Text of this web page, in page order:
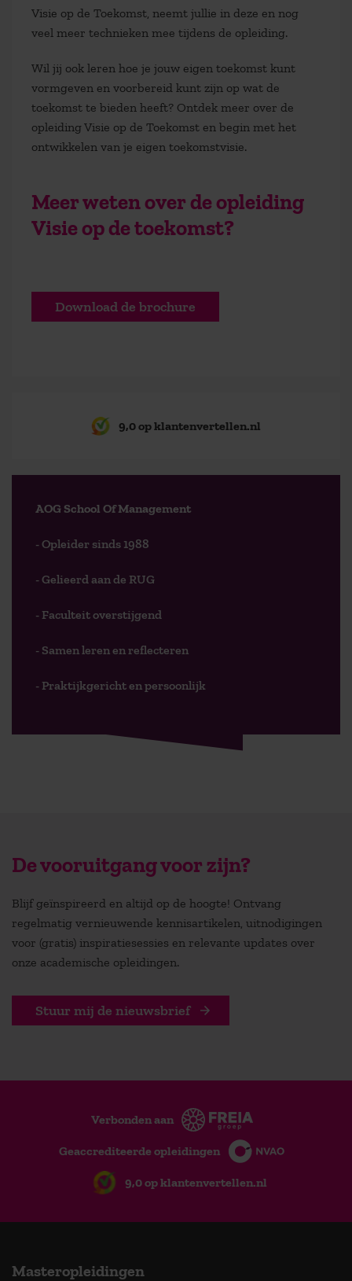
Visie op de Toekomst, neemt jullie in deze en nog
veel meer technieken mee tijdens de opleiding.
Wil jij ook leren hoe je jouw eigen toekomst kunt
vormgeven en voorbereid kunt zijn op wat de
toekomst te bieden heeft? Ontdek meer over de
opleiding Visie op de Toekomst en begin met het
ontwikkelen van je eigen toekomstvisie.
Meer weten over de opleiding
Visie op de toekomst?
Download de brochure
9,0 op klantenvertellen.nl
AOG School Of Management
- Opleider sinds 1988
- Gelieerd aan de RUG
- Faculteit overstijgend
- Samen leren en reflecteren
- Praktijkgericht en persoonlijk
De vooruitgang voor zijn?
Blijf geïnspireerd en altijd op de hoogte! Ontvang
regelmatig vernieuwende kennisartikelen, uitnodigingen
voor (gratis) inspiratiesessies en relevante updates over
onze academische opleidingen.
Stuur mij de nieuwsbrief
Verbonden aan
Geaccrediteerde opleidingen
9,0 op klantenvertellen.nl
Masteropleidingen